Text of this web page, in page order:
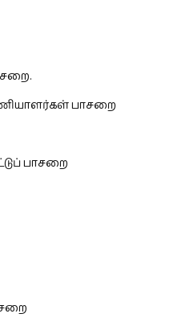
பாசறை
பாசறை